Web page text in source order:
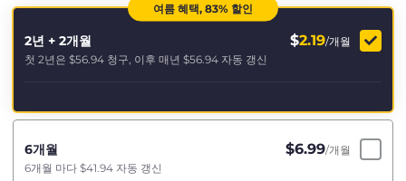
여름 혜택, 83% 할인
2년 + 2개월 $2.19/개월
첫 2년은 $56.94 청구, 이후 매년 $56.94 자동 갱신
6개월 $6.99/개월
6개월 마다 $41.94 자동 갱신